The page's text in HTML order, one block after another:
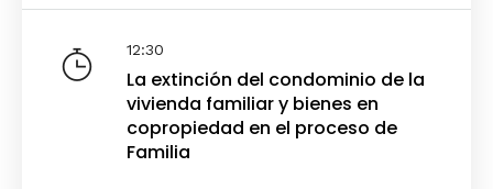
12:30
La extinción del condominio de la
vivienda familiar y bienes en
copropiedad en el proceso de
Familia